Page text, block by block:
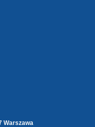
Warszawa